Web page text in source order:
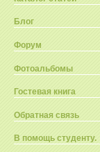
Блог
Форум
Фотоальбомы
Гостевая книга
Обратная связь
В помощь студенту.